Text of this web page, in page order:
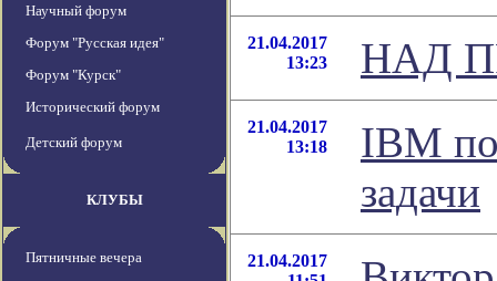
Научный форум
Форум "Русская идея"
Форум "Курск"
Исторический форум
Детский форум
КЛУБЫ
Пятничные вечера
21.04.2017
13:23
НАД
21.04.2017
13:18
IBM
задачи
21.04.2017